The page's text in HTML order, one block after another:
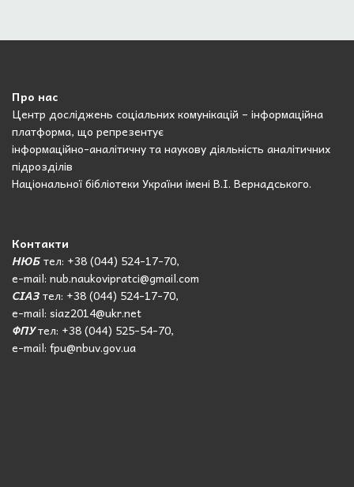
Про нас
Центр досліджень соціальних комунікацій – інформаційна
платформа, що репрезентує
інформаційно-аналітичну та наукову діяльність аналітичних
підрозділів
Національної бібліотеки України імені В.І. Вернадського.
Контакти
НЮБтел: +38 (044) 524-17-70,
e-mail: nub.naukovipratci@gmail.com
СІАЗтел: +38 (044) 524-17-70,
e-mail: siaz2014@ukr.net
ФПУтел: +38 (044) 525-54-70,
e-mail: fpu@nbuv.gov.ua